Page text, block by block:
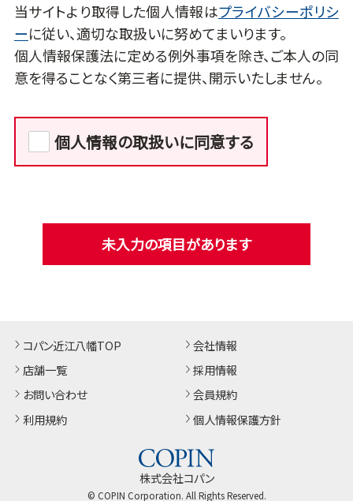
当サイトより取得した個人情報はプライバシーポリシ
ーに従い、適切な取扱いに努めてまいります。
個人情報保護法に定める例外事項を除き、ご本人の同
意を得ることなく第三者に提供、開示いたしません。
個人情報の取扱いに同意する
未入力の項目があります
コパン近江八幡TOP
店舗一覧
お問い合わせ
利用規約
会社情報
採用情報
会員規約
個人情報保護方針
株式会社コパン
© COPIN Corporation. All Rights Reserved.